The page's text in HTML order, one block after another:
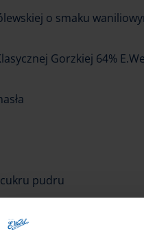
o smaku
Gorzkiej 64%
cukru pudru
(pozostała część)